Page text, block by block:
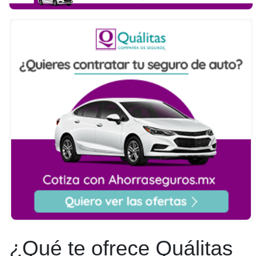
¿Qué te ofrece Quálitas